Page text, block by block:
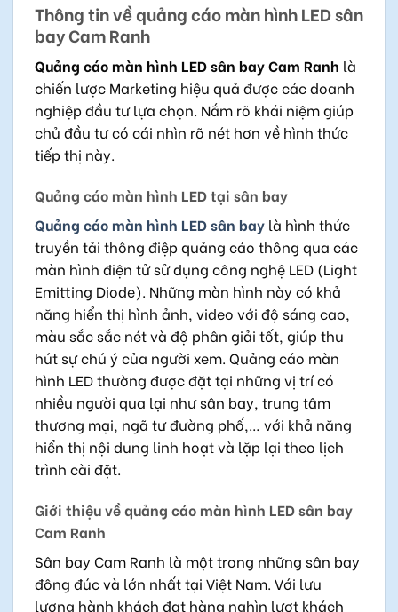
Thông tin về quảng cáo màn hình LED sân
bay Cam Ranh
Quảng cáo màn hình LED sân bay Cam Ranh là
chiến lược Marketing hiệu quả được các doanh
nghiệp đầu tư lựa chọn. Nắm rõ khái niệm giúp
chủ đầu tư có cái nhìn rõ nét hơn về hình thức
tiếp thị này.
Quảng cáo màn hình LED tại sân bay
Quảng cáo màn hình LED sân bay là hình thức
truyền tải thông điệp quảng cáo thông qua các
màn hình điện tử sử dụng công nghệ LED (Light
Emitting Diode). Những màn hình này có khả
năng hiển thị hình ảnh, video với độ sáng cao,
màu sắc sắc nét và độ phân giải tốt, giúp thu
hút sự chú ý của người xem. Quảng cáo màn
hình LED thường được đặt tại những vị trí có
nhiều người qua lại như sân bay, trung tâm
thương mại, ngã tư đường phố,… với khả năng
hiển thị nội dung linh hoạt và lặp lại theo lịch
trình cài đặt.
Giới thiệu về quảng cáo màn hình LED sân bay
Cam Ranh
Sân bay Cam Ranh là một trong những sân bay
đông đúc và lớn nhất tại Việt Nam. Với lưu
lượng hành khách đạt hàng nghìn lượt khách